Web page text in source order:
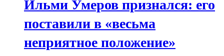
Ильми Умеров признался: его
поставили в «весьма
неприятное положение»